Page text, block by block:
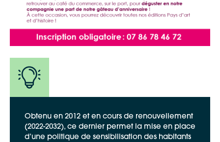
Obtenu en 2012 et en cours de renouvellement
(2022-2032), ce dernier permet la mise en place
d’une politique de sensibilisation des habitants
Apple Plans